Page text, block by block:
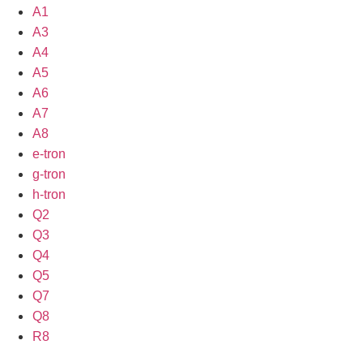
A1
A3
A4
A5
A6
A7
A8
e-tron
g-tron
h-tron
Q2
Q3
Q4
Q5
Q7
Q8
R8